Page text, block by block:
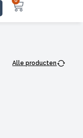
Alle producten